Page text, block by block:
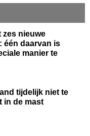
zes nieuwe
één daarvan is
manier te
tijdelijk niet te
in de mast